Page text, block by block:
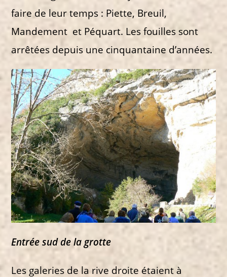
faire de leur temps : Piette, Breuil,
Mandement et Péquart. Les fouilles sont
arrêtées depuis une cinquantaine d’années.
Entrée sud de la grotte
Les galeries de la rive droite étaient à